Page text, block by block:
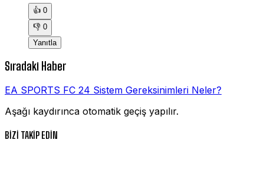
👍 0
👎 0
Yanıtla
Sıradaki Haber
EA SPORTS FC 24 Sistem Gereksinimleri Neler?
Aşağı kaydırınca otomatik geçiş yapılır.
BİZİ TAKİP EDİN